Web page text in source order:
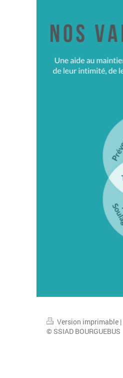
Version imprimable |
© SSIAD BOURGUEBUS